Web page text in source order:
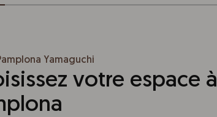
Yamaguchi
votre espace à